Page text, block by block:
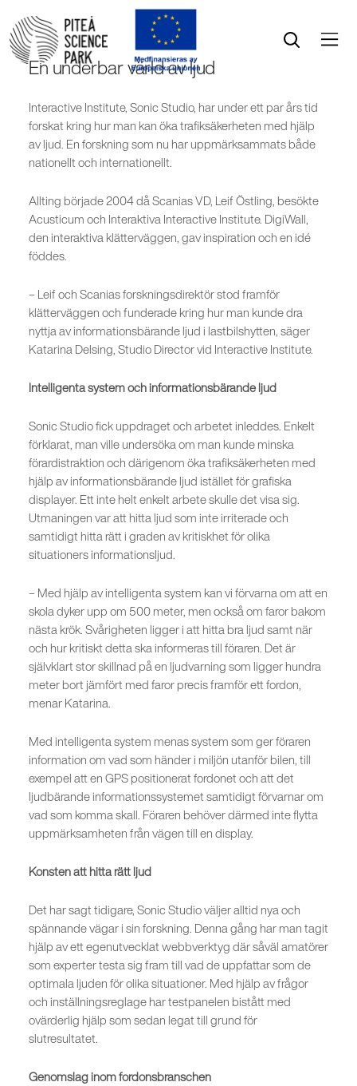
Öppna sök
Öppna menyn
En underbar värld av ljud
Interactive Institute, Sonic Studio, har under ett par års tid
forskat kring hur man kan öka trafiksäkerheten med hjälp
av ljud. En forskning som nu har uppmärksammats både
nationellt och internationellt.
Allting började 2004 då Scanias VD, Leif Östling, besökte
Acusticum och Interaktiva Interactive Institute. DigiWall,
den interaktiva klätterväggen, gav inspiration och en idé
föddes.
– Leif och Scanias forskningsdirektör stod framför
klätterväggen och funderade kring hur man kunde dra
nyttja av informationsbärande ljud i lastbilshytten, säger
Katarina Delsing, Studio Director vid Interactive Institute.
Intelligenta system och informationsbärande ljud
Sonic Studio fick uppdraget och arbetet inleddes. Enkelt
förklarat, man ville undersöka om man kunde minska
förardistraktion och därigenom öka trafiksäkerheten med
hjälp av informationsbärande ljud istället för grafiska
displayer. Ett inte helt enkelt arbete skulle det visa sig.
Utmaningen var att hitta ljud som inte irriterade och
samtidigt hitta rätt i graden av kritiskhet för olika
situationers informationsljud.
– Med hjälp av intelligenta system kan vi förvarna om att en
skola dyker upp om 500 meter, men också om faror bakom
nästa krök. Svårigheten ligger i att hitta bra ljud samt när
och hur kritiskt detta ska informeras till föraren. Det är
självklart stor skillnad på en ljudvarning som ligger hundra
meter bort jämfört med faror precis framför ett fordon,
menar Katarina.
Med intelligenta system menas system som ger föraren
information om vad som händer i miljön utanför bilen, till
exempel att en GPS positionerat fordonet och att det
ljudbärande informationssystemet samtidigt förvarnar om
vad som komma skall. Föraren behöver därmed inte flytta
uppmärksamheten från vägen till en display.
Konsten att hitta rätt ljud
Det har sagt tidigare, Sonic Studio väljer alltid nya och
spännande vägar i sin forskning. Denna gång har man tagit
hjälp av ett egenutvecklat webbverktyg där såväl amatörer
som experter testa sig fram till vad de uppfattar som de
optimala ljuden för olika situationer. Med hjälp av frågor
och inställningsreglage har testpanelen bistått med
ovärderlig hjälp som sedan legat till grund för
slutresultatet.
Genomslag inom fordonsbranschen